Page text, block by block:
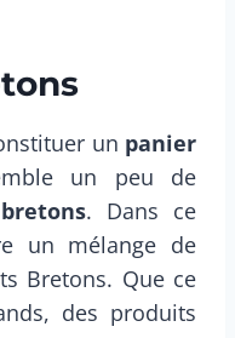
un panier
un peu de
. Dans ce
un mélange de
Bretons. Que ce
des produits